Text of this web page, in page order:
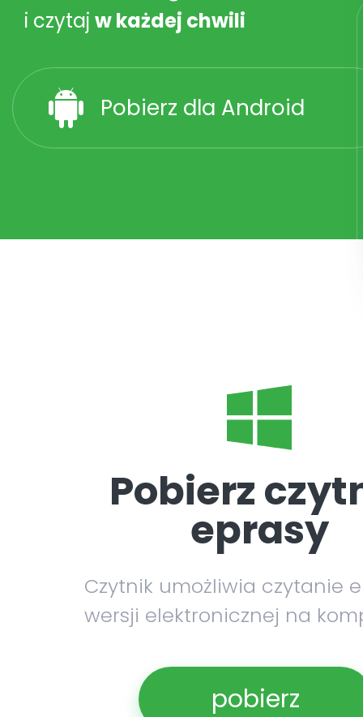
i czytaj w każdej chwili
Pobierz dla Android
Pobierz
eprasy
Czytnik umożliwia czytanie
wersji elektronicznej na
pobierz